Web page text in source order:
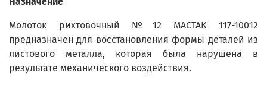
Молоток рихтовочный №12 МАСТАК 117-10012
предназначен для восстановления формы деталей из
листового металла, которая была нарушена в
результате механического воздействия.